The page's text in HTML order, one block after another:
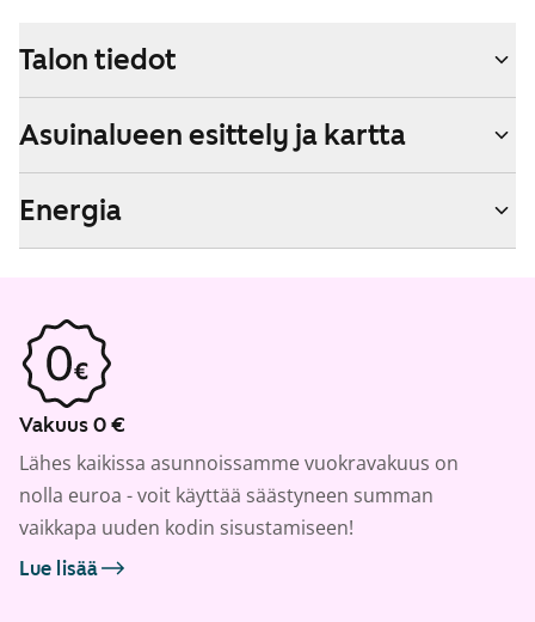
Talon tiedot
Asuinalueen esittely ja kartta
Energia
Vakuus 0 €
Lähes kaikissa asunnoissamme vuokravakuus on
nolla euroa - voit käyttää säästyneen summan
vaikkapa uuden kodin sisustamiseen!
Lue lisää